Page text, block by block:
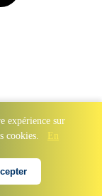
expérience sur
cookies.
En